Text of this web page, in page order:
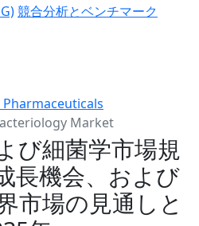
競合分析とベンチマーク
Market
び細菌学市場規
長機会、および
市場の見通しと